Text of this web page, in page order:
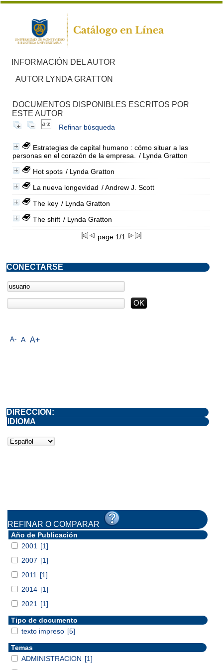
INFORMACIÓN DEL AUTOR
AUTOR LYNDA GRATTON
DOCUMENTOS DISPONIBLES ESCRITOS POR
ESTE AUTOR
Refinar búsqueda
Estrategias de capital humano : cómo situar a las
personas en el corazón de la empresa.
/ Lynda Gratton
Hot spots / Lynda Gratton
La nueva longevidad / Andrew J. Scott
The key / Lynda Gratton
The shift / Lynda Gratton
page 1/1
A- A A+
CONECTARSE
DIRECCIÓN:
IDIOMA
REFINAR O COMPARAR
Año de Publicación
2001
[1]
2007 [1]
2011
[1]
2014 [1]
2021
[1]
Tipo de documento
texto impreso [5]
Temas
ADMINISTRACION [1]